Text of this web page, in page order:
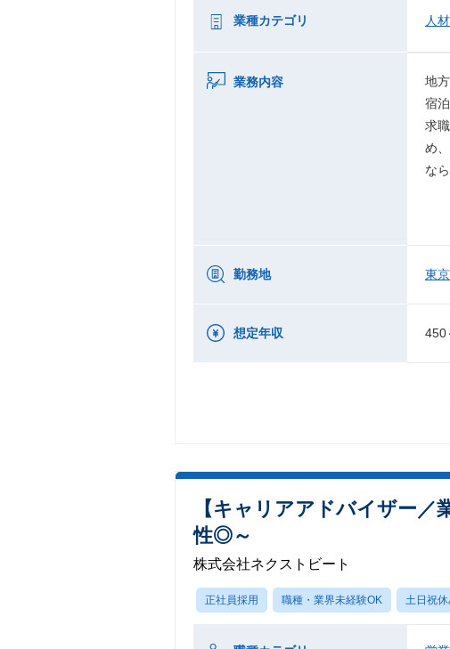
業種カテゴリ 人
業務内容
地
宿
求
め
な
勤務地 東
想定年収 450
【キャリアアドバイザー／
性◎～
株式会社ネクストビート
正社員採用 職種・業界未経験OK 土日祝